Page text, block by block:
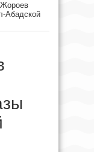
Абадской